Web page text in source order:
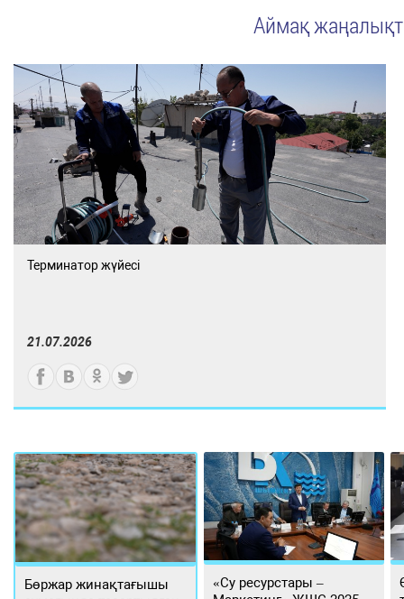
Аймақ
Терминатор жүйесі
21.07.2026
Бөржар жинақтағышы
«Су ресурстары –